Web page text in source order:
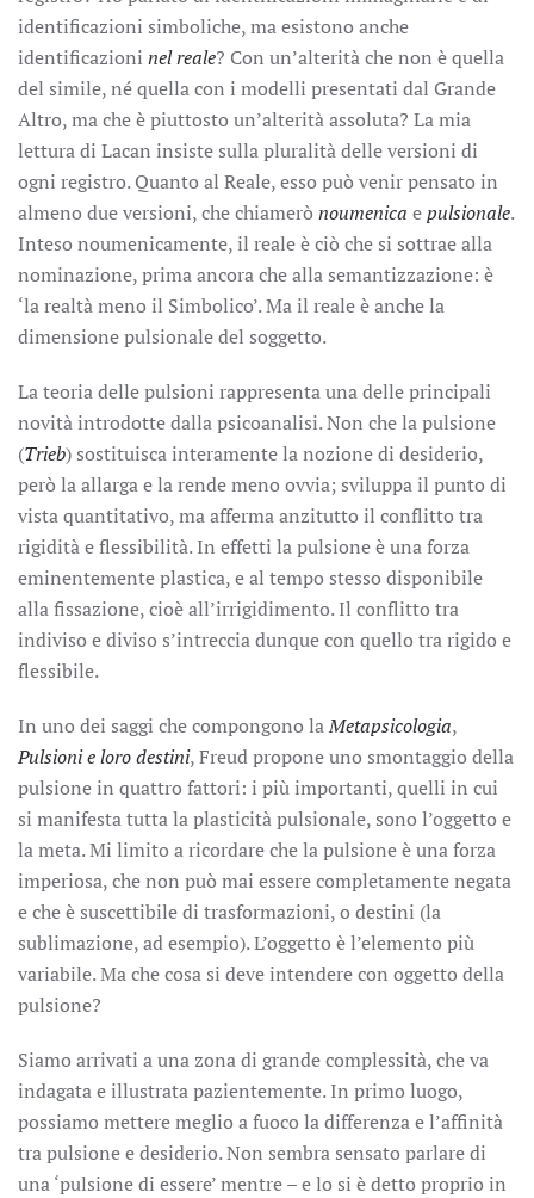
identificazioni simboliche, ma esistono anche
identificazioni nel reale? Con un’alterità che non è quella
del simile, né quella con i modelli presentati dal Grande
Altro, ma che è piuttosto un’alterità assoluta? La mia
lettura di Lacan insiste sulla pluralità delle versioni di
ogni registro. Quanto al Reale, esso può venir pensato in
almeno due versioni, che chiamerò noumenica epulsionale.
Inteso noumenicamente, il reale è ciò che si sottrae alla
nominazione, prima ancora che alla semantizzazione: è
‘la realtà meno il Simbolico’. Ma il reale è anche la
dimensione pulsionale del soggetto.
La teoria delle pulsioni rappresenta una delle principali
novità introdotte dalla psicoanalisi. Non che la pulsione
(Trieb) sostituisca interamente la nozione di desiderio,
però la allarga e la rende meno ovvia; sviluppa il punto di
vista quantitativo, ma afferma anzitutto il conflitto tra
rigidità e flessibilità. In effetti la pulsione è una forza
eminentemente plastica, e al tempo stesso disponibile
alla fissazione, cioè all’irrigidimento. Il conflitto tra
indiviso e diviso s’intreccia dunque con quello tra rigido e
flessibile.
In uno dei saggi che compongono laMetapsicologia,
Pulsioni e loro destini, Freud propone uno smontaggio della
pulsione in quattro fattori: i più importanti, quelli in cui
si manifesta tutta la plasticità pulsionale, sono l’oggetto e
la meta. Mi limito a ricordare che la pulsione è una forza
imperiosa, che non può mai essere completamente negata
e che è suscettibile di trasformazioni, o destini (la
sublimazione, ad esempio). L’oggetto è l’elemento più
variabile. Ma che cosa si deve intendere con oggetto della
pulsione?
Siamo arrivati a una zona di grande complessità, che va
indagata e illustrata pazientemente. In primo luogo,
possiamo mettere meglio a fuoco la differenza e l’affinità
tra pulsione e desiderio. Non sembra sensato parlare di
una ‘pulsione di essere’ mentre – e lo si è detto proprio in